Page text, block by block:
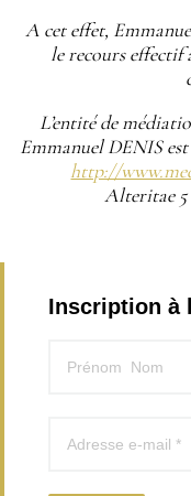
A cet effet,
le recours effectif
L’entité de
Emmanuel DENIS
http://
Alteritae 5
Inscription à